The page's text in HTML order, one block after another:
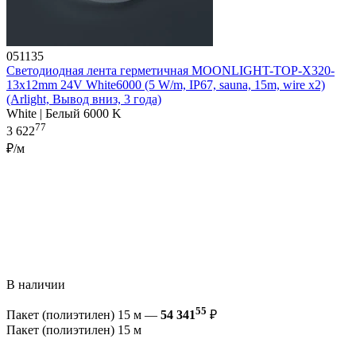
051135
Светодиодная лента герметичная MOONLIGHT-TOP-X320-
13x12mm 24V White6000 (5 W/m, IP67, sauna, 15m, wire x2)
(Arlight, Вывод вниз, 3 года)
White | Белый 6000 K
3 62277
₽/м
В наличии
Пакет (полиэтилен) 15 м — 54 34155 ₽
Пакет (полиэтилен) 15 м